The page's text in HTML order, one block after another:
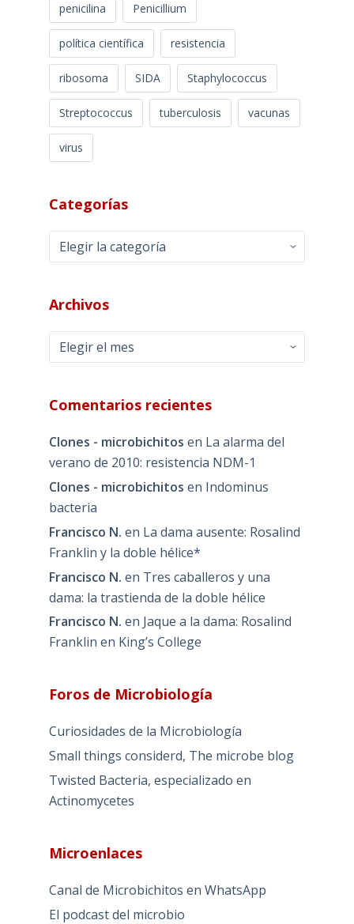
penicilina Penicillium
política científica resistencia
ribosoma SIDA Staphylococcus
Streptococcus tuberculosis vacunas
virus
Categorías
Categorías
Archivos
Archivos
Comentarios recientes
Clones - microbichitos en La alarma del
verano de 2010: resistencia NDM-1
Clones - microbichitos en Indominus
bacteria
Francisco N. en La dama ausente: Rosalind
Franklin y la doble hélice*
Francisco N. en Tres caballeros y una
dama: la trastienda de la doble hélice
Francisco N. en Jaque a la dama: Rosalind
Franklin en King’s College
Foros de Microbiología
Curiosidades de la Microbiología
Small things considerd, The microbe blog
Twisted Bacteria, especializado en
Actinomycetes
Microenlaces
Canal de Microbichitos en WhatsApp
El podcast del microbio